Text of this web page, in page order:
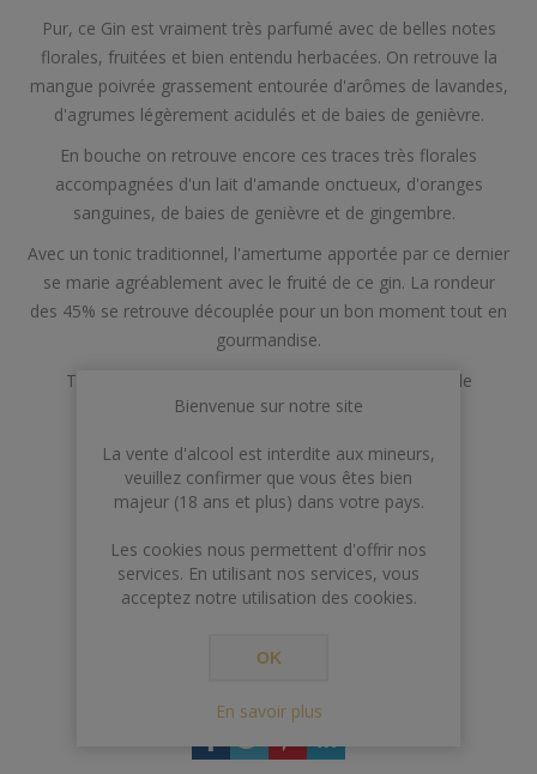
Pur, ce Gin est vraiment très parfumé avec de belles notes
florales, fruitées et bien entendu herbacées. On retrouve la
mangue poivrée grassement entourée d'arômes de lavandes,
d'agrumes légèrement acidulés et de baies de genièvre.
En bouche on retrouve encore ces traces très florales
accompagnées d'un lait d'amande onctueux, d'oranges
sanguines, de baies de genièvre et de gingembre.
Avec un tonic traditionnel, l'amertume apportée par ce dernier
se marie agréablement avec le fruité de ce gin. La rondeur
des 45% se retrouve découplée pour un bon moment tout en
gourmandise.
Très beau produit qui raviera tout amateur de gin de
caractère, sans trop en faire.
gin
Bienvenue sur notre site
La vente d'alcool est interdite aux mineurs,
veuillez confirmer que vous êtes bien
majeur (18 ans et plus) dans votre pays.
Les cookies nous permettent d'offrir nos
services. En utilisant nos services, vous
acceptez notre utilisation des cookies.
OK
En savoir plus